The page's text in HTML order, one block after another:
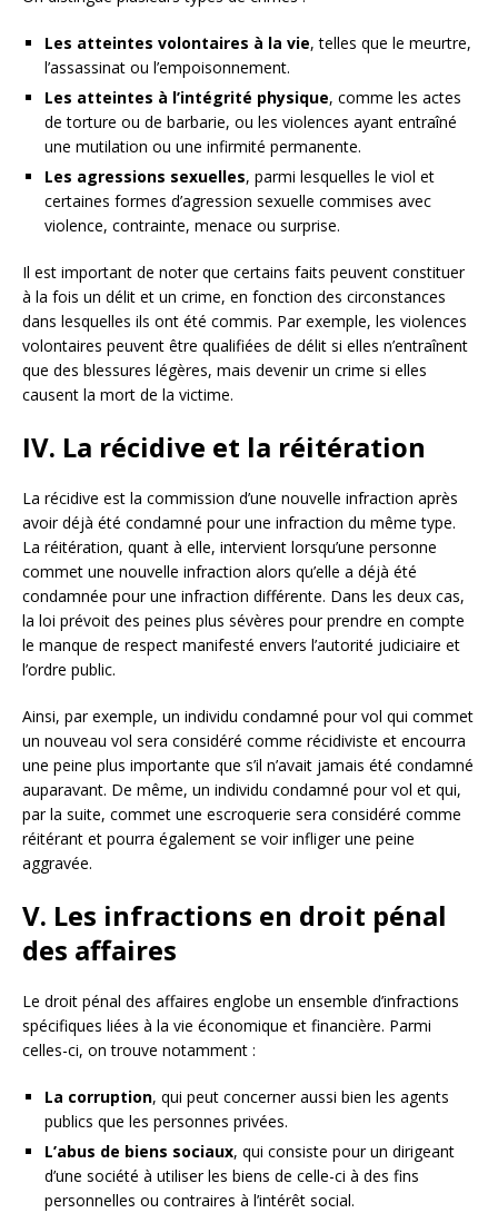
Les atteintes volontaires à la vie, telles que le meurtre,
l’assassinat ou l’empoisonnement.
Les atteintes à l’intégrité physique, comme les actes
de torture ou de barbarie, ou les violences ayant entraîné
une mutilation ou une infirmité permanente.
Les agressions sexuelles, parmi lesquelles le viol et
certaines formes d’agression sexuelle commises avec
violence, contrainte, menace ou surprise.
Il est important de noter que certains faits peuvent constituer
à la fois un délit et un crime, en fonction des circonstances
dans lesquelles ils ont été commis. Par exemple, les violences
volontaires peuvent être qualifiées de délit si elles n’entraînent
que des blessures légères, mais devenir un crime si elles
causent la mort de la victime.
IV. La récidive et la réitération
La récidive est la commission d’une nouvelle infraction après
avoir déjà été condamné pour une infraction du même type.
La réitération, quant à elle, intervient lorsqu’une personne
commet une nouvelle infraction alors qu’elle a déjà été
condamnée pour une infraction différente. Dans les deux cas,
la loi prévoit des peines plus sévères pour prendre en compte
le manque de respect manifesté envers l’autorité judiciaire et
l’ordre public.
Ainsi, par exemple, un individu condamné pour vol qui commet
un nouveau vol sera considéré comme récidiviste et encourra
une peine plus importante que s’il n’avait jamais été condamné
auparavant. De même, un individu condamné pour vol et qui,
par la suite, commet une escroquerie sera considéré comme
réitérant et pourra également se voir infliger une peine
aggravée.
V. Les infractions en droit pénal
des affaires
Le droit pénal des affaires englobe un ensemble d’infractions
spécifiques liées à la vie économique et financière. Parmi
celles-ci, on trouve notamment :
La corruption, qui peut concerner aussi bien les agents
publics que les personnes privées.
L’abus de biens sociaux, qui consiste pour un dirigeant
d’une société à utiliser les biens de celle-ci à des fins
personnelles ou contraires à l’intérêt social.